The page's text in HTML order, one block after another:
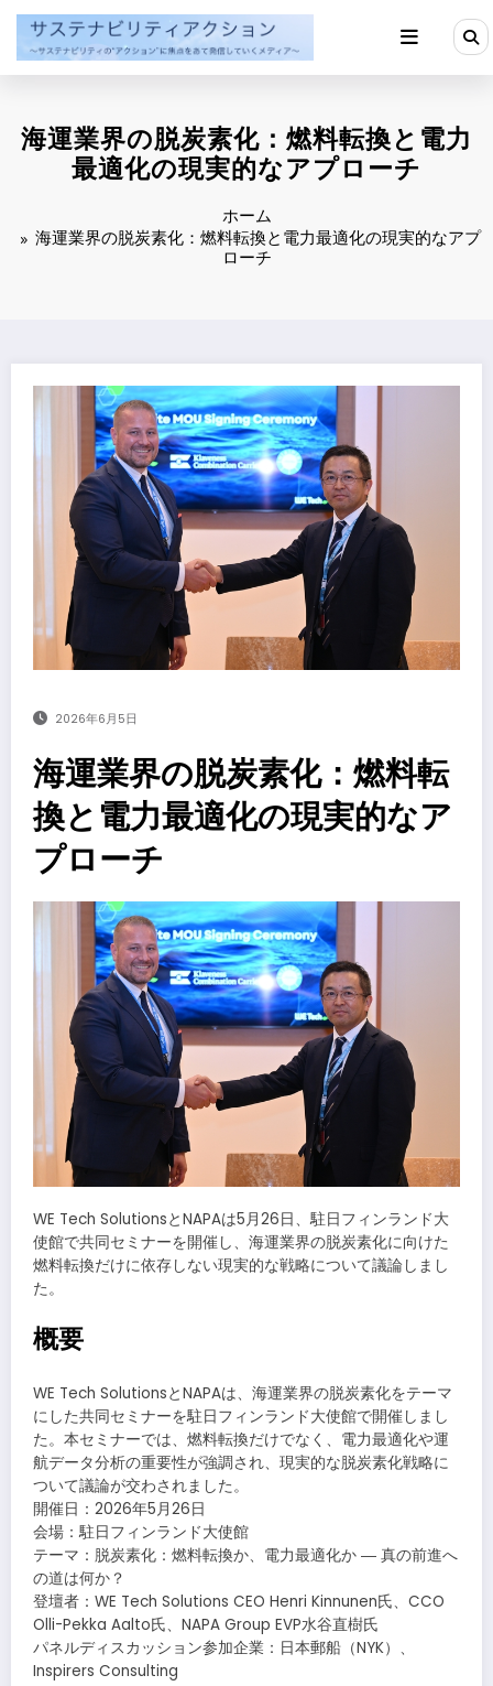
ン
海運業界の脱炭素化：燃料転換と電力
最適化の現実的なアプローチ
ホーム
海運業界の脱炭素化：燃料転換と電力最適化の現実的なアプ
ローチ
2026年6月5日
海運業界の脱炭素化：燃料転
換と電力最適化の現実的なア
プローチ
WE Tech SolutionsとNAPAは5月26日、駐日フィンランド大
使館で共同セミナーを開催し、海運業界の脱炭素化に向けた
燃料転換だけに依存しない現実的な戦略について議論しまし
た。
概要
WE Tech SolutionsとNAPAは、海運業界の脱炭素化をテーマ
にした共同セミナーを駐日フィンランド大使館で開催しまし
た。本セミナーでは、燃料転換だけでなく、電力最適化や運
航データ分析の重要性が強調され、現実的な脱炭素化戦略に
ついて議論が交わされました。
開催日：2026年5月26日
会場：駐日フィンランド大使館
テーマ：脱炭素化：燃料転換か、電力最適化か ― 真の前進へ
の道は何か？
登壇者：WE Tech Solutions CEO Henri Kinnunen氏、CCO
Olli-Pekka Aalto氏、NAPA Group EVP水谷直樹氏
パネルディスカッション参加企業：日本郵船（NYK）、
Inspirers Consulting